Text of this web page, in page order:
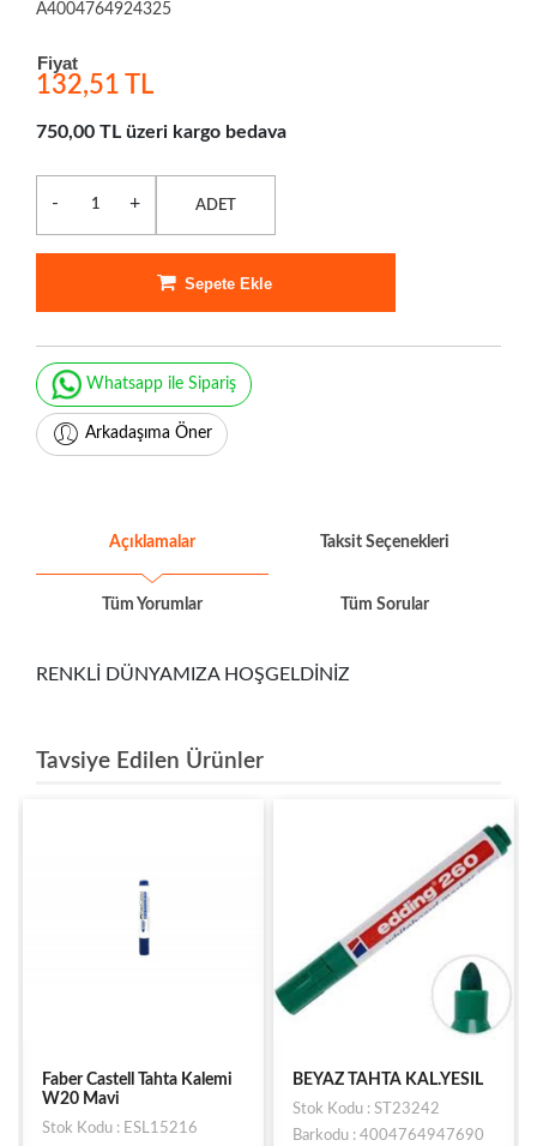
A4004764924325
Fiyat
132,51 TL
750,00 TL üzeri kargo bedava
- + ADET
Sepete Ekle
Whatsapp ile Sipariş
Arkadaşıma Öner
Açıklamalar Taksit Seçenekleri
Tüm Yorumlar Tüm Sorular
RENKLİ DÜNYAMIZA HOŞGELDİNİZ
Tavsiye Edilen Ürünler
Faber Castell Tahta Kalemi
W20 Mavi
Stok Kodu : ESL15216
BEYAZ TAHTA KAL.YESIL
Stok Kodu : ST23242
Barkodu : 4004764947690